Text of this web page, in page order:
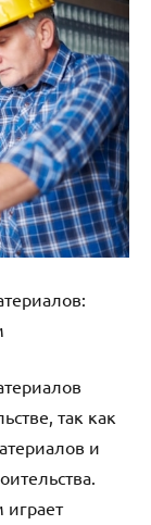
так как
и